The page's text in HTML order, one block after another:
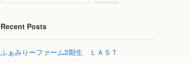
Recent Posts
ふぁみりーファーム2期生 ＬＡＳＴ